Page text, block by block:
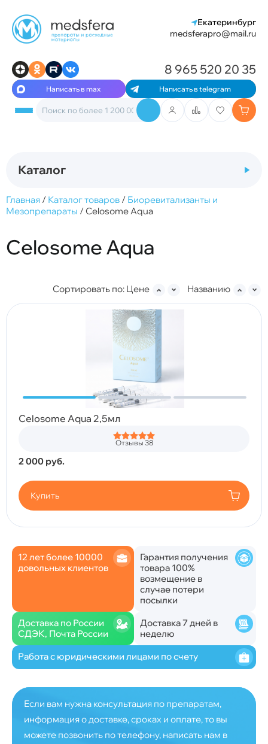
Екатеринбург
medsferapro@mail.ru
Написать в max Написать в telegram
8 965 520 20 35
Каталог
Главная / Каталог товаров / Биоревитализанты и
Мезопрепараты /Celosome Aqua
Celosome Aqua
Сортировать по: Цене Названию
Celosome Aqua 2,5мл
Отзывы 38
2 000 руб.
Купить
12 лет более 10000
довольных клиентов
Гарантия получения
товара 100%
возмещение в
случае потери
посылки
Доставка по России
СДЭК, Почта России
Доставка 7 дней в
неделю
Работа с юридическими лицами по счету
Если вам нужна консультация по препаратам,
информация о доставке, сроках и оплате, то вы
можете позвонить по телефону, написать нам в